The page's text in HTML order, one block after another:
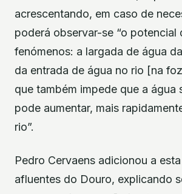
acrescentando, em caso de
poderá observar-se “o potencial
fenómenos: a largada de água
da entrada de água no rio [na
que também impede que a água
pode aumentar, mais
rio”.
Pedro Cervaens adicionou a
afluentes do Douro, explicando